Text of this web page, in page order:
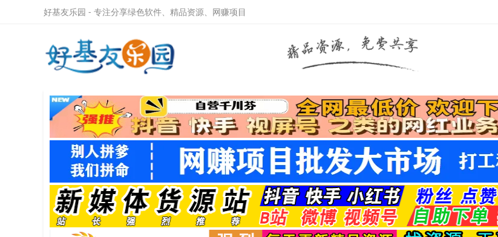
好基友乐园 - 专注分享绿色软件、精品资源、网赚项目